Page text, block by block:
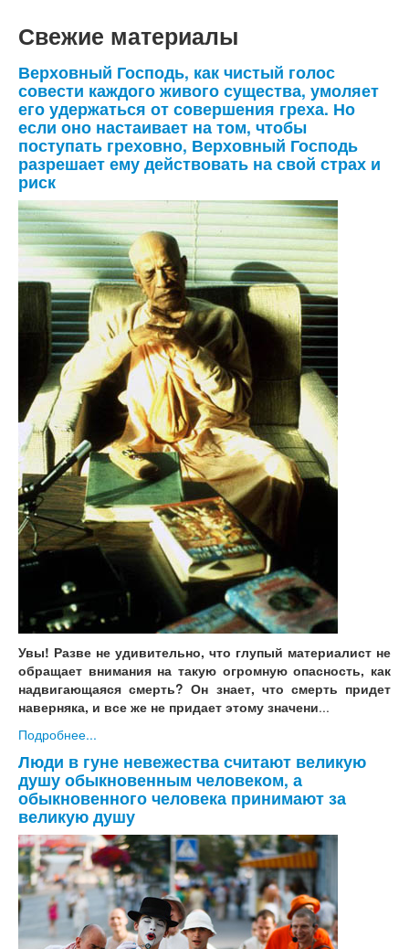
Свежие материалы
Верховный Господь, как чистый голос
совести каждого живого существа, умоляет
его удержаться от совершения греха. Но
если оно настаивает на том, чтобы
поступать греховно, Верховный Господь
разрешает ему действовать на свой страх и
риск
Увы! Разве не удивительно, что глупый материалист не
обращает внимания на такую огромную опасность, как
надвигающаяся смерть? Он знает, что смерть придет
наверняка, и все же не придает этому значени...
Подробнее...
Люди в гуне невежества считают великую
душу обыкновенным человеком, а
обыкновенного человека принимают за
великую душу